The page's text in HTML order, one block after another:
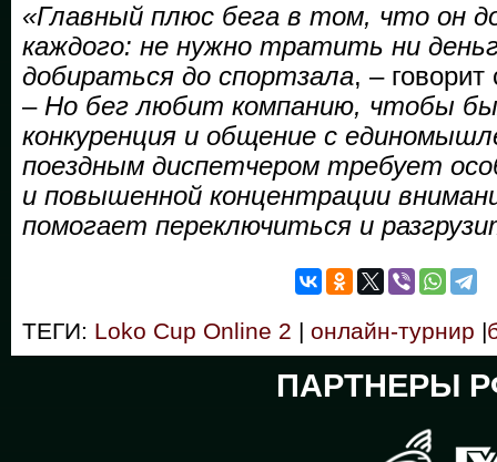
«Главный плюс бега в том, что он
каждого: не нужно тратить ни
добираться до спортзала, –
– Но бег любит компанию, чтобы
конкуренция и общение с
поездным диспетчером требует
и повышенной концентрации
помогает переключиться и
ТЕГИ: Loko Cup Online 2 | онлайн-турнир |
ПАРТНЕРЫ